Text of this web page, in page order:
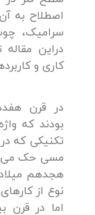
اصطلاح به
سرامیک،
دراین
کاری و
در قرن
بودند که
تکنیکی که
هجدهم
نوع از
اما در قرن